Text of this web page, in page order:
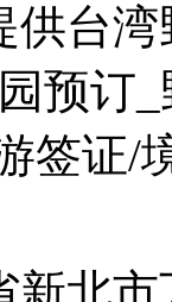
供台
预订
签证